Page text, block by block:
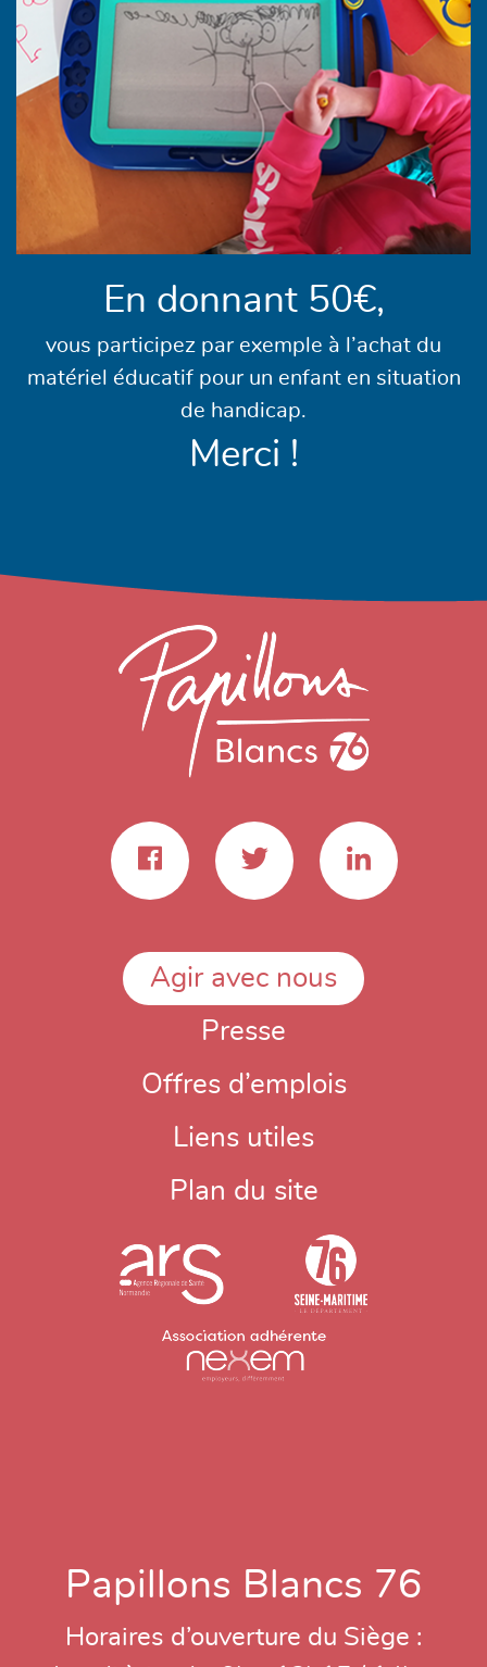
En donnant 50€,
vous participez par exemple à l’achat du
matériel éducatif pour un enfant en situation
de handicap.
Merci !
Agir avec nous
Presse
Offres d’emplois
Liens utiles
Plan du site
Papillons Blancs 76
Horaires d’ouverture du Siège :